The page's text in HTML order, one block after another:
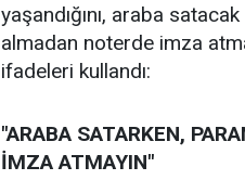
yaşandığını, araba
almadan noterde imza
ifadeleri kullandı:
"ARABA SATARKEN,
İMZA ATMAYIN"